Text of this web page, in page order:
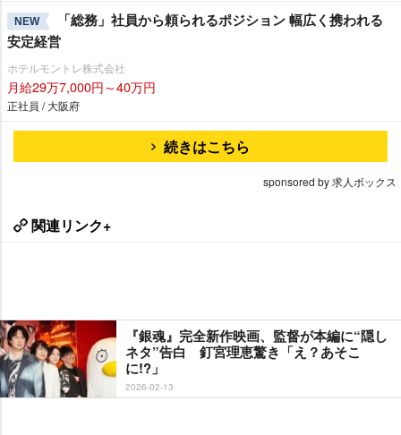
NEW
「総務」社員から頼られるポジション 幅広く携われる
安定経営
ホテルモントレ株式会社
月給29万7,000円～40万円
正社員 / 大阪府
続きはこちら
sponsored by 求人ボックス
関連リンク+
『銀魂』完全新作映画、監督が本編に“隠し
ネタ”告白 釘宮理恵驚き「え？あそこ
に!?」
2026-02-13